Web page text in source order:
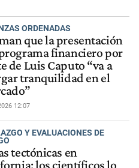
ORDENADAS
que la presentación
financiero por
de Luis Caputo “va a
tranquilidad en el
12:07
Y EVALUACIONES DE
tectónicas en